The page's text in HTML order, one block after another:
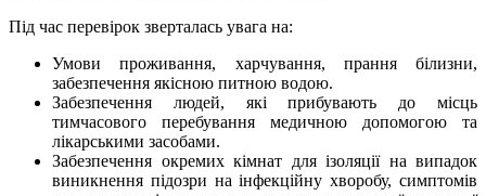
Під час перевірок зверталась увага на:
Умови проживання, харчування, прання білизни,
забезпечення якісною питною водою.
Забезпечення людей, які прибувають до місць
тимчасового перебування медичною допомогою та
лікарськими засобами.
Забезпечення окремих кімнат для ізоляції на випадок
виникнення підозри на інфекційну хворобу, симптомів